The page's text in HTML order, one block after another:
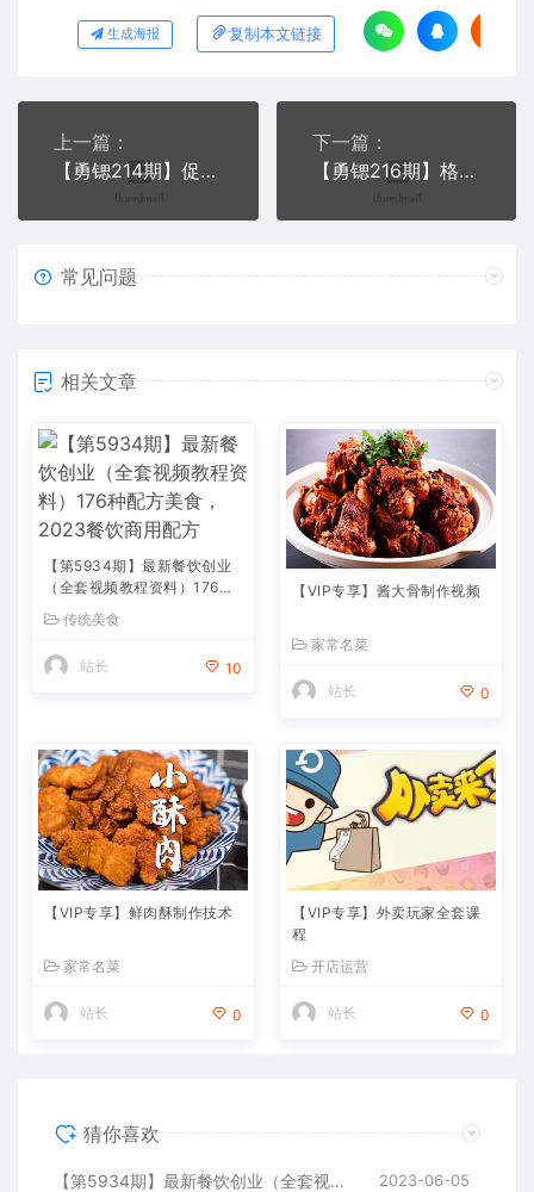
生成海报 复制本文链接
上一篇：
【勇锶214期】促销面条大全70种+汤料调料技术配方面条面食小吃制作面条技术
下一篇：
【勇锶216期】格子松饼小吃技术烘焙技术/华夫饼制作方法/甜点点心小吃配方资料
常见问题
相关文章
【第5934期】最新餐饮创业
（全套视频教程资料）176种
配方美食，2023餐饮商用配
方
传统美食
站长 10
【VIP专享】酱大骨制作视频
家常名菜
站长 0
【VIP专享】鲜肉酥制作技术
家常名菜
站长 0
【VIP专享】外卖玩家全套课
程
开店运营
站长 0
猜你喜欢
【第5934期】最新餐饮创业（全套视频教程资料）176种配方美食，2023餐饮商用配方 2023-06-05